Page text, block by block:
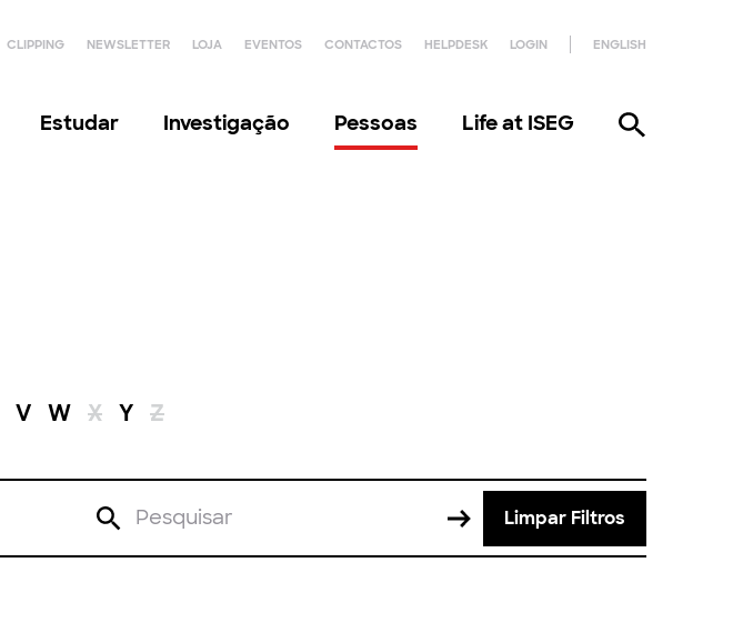
CLIPPING NEWSLETTER LOJA EVENTOS CONTACTOS HELPDESK LOGIN ENGLISH
Estudar Investigação Pessoas Life at ISEG
V W X Y Z
Limpar Filtros